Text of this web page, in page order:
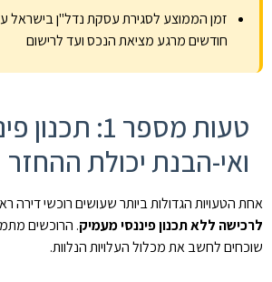
חודשים מרגע מציאת הנכס ועד לרישום
טעות מספר 1:
ואי-הבנת יכולת ההחזר
אחת הטעויות הגדולות ביותר שעושים רוכשי דירה
לרכישה ללא תכנון פיננסי מעמיק. הרוכשים
שוכחים לחשב את מכלול העלויות הנלוות.